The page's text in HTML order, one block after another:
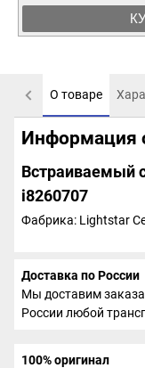
О товаре
Информация
Встраиваемый
i8260707
Фабрика: Lightstar
Доставка по России
Мы доставим
России любой
100% оригинал